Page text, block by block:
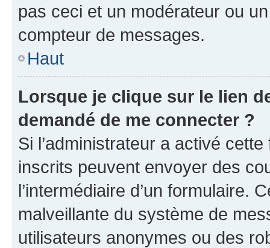
pas ceci et un modérateur ou
compteur de messages.
Haut
Lorsque je clique sur le lien
demandé de me connecter ?
Si l’administrateur a activé
inscrits peuvent envoyer des
l’intermédiaire d’un formulaire.
malveillante du système de
utilisateurs anonymes ou des